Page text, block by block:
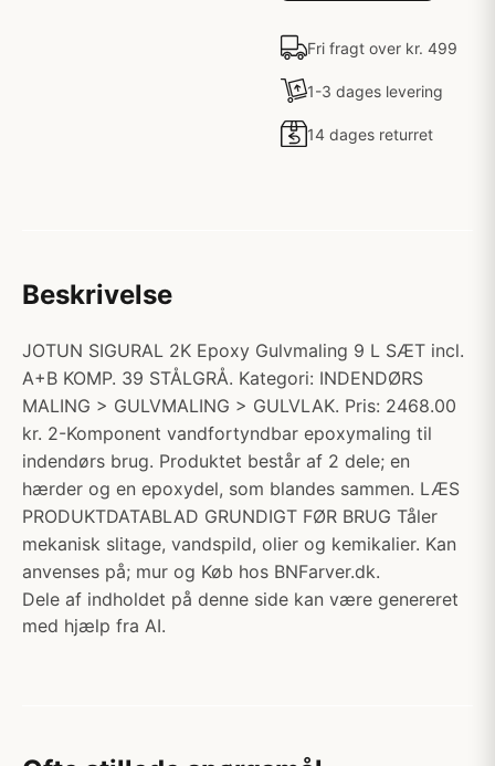
Fri fragt over kr. 499
1-3 dages levering
14 dages returret
Beskrivelse
JOTUN SIGURAL 2K Epoxy Gulvmaling 9 L SÆT incl.
A+B KOMP. 39 STÅLGRÅ. Kategori: INDENDØRS
MALING > GULVMALING > GULVLAK. Pris: 2468.00
kr. 2-Komponent vandfortyndbar epoxymaling til
indendørs brug. Produktet består af 2 dele; en
hærder og en epoxydel, som blandes sammen. LÆS
PRODUKTDATABLAD GRUNDIGT FØR BRUG Tåler
mekanisk slitage, vandspild, olier og kemikalier. Kan
anvenses på; mur og Køb hos BNFarver.dk.
Dele af indholdet på denne side kan være genereret
med hjælp fra AI.